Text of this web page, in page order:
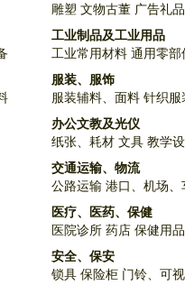
雕塑 文物古董 广告礼品
工业制品及工业用品
工业常用材料 通用零部
服装、服饰
服装辅料、面料 针织服
办公文教及光仪
纸张、耗材 文具 教学
交通运输、物流
公路运输 港口、机场、
医疗、医药、保健
医院诊所 药店 保健用品
安全、保安
锁具 保险柜 门铃、可